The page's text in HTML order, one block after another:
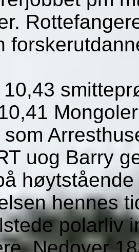
uog Barry
hennes
polarliv